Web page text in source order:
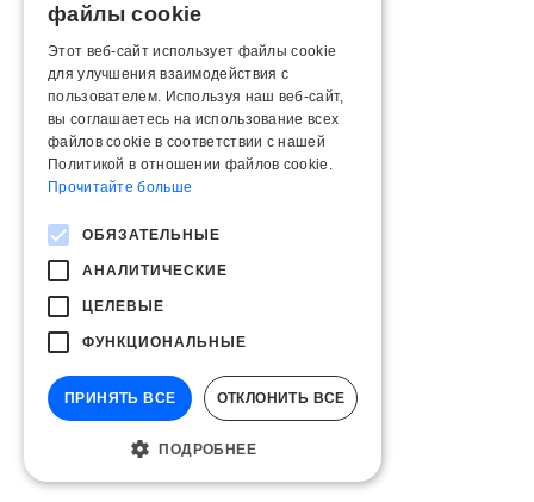
файлы cookie
Этот веб-сайт использует файлы cookie
для улучшения взаимодействия с
пользователем. Используя наш веб-сайт,
вы соглашаетесь на использование всех
файлов cookie в соответствии с нашей
Политикой в ​​отношении файлов cookie.
Прочитайте больше
ОБЯЗАТЕЛЬНЫЕ
АНАЛИТИЧЕСКИЕ
ЦЕЛЕВЫЕ
ФУНКЦИОНАЛЬНЫЕ
ПРИНЯТЬ ВСЕ ОТКЛОНИТЬ ВСЕ
ПОДРОБНЕЕ